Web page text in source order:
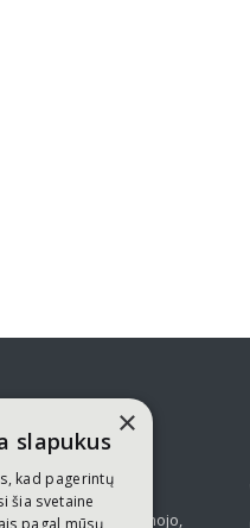
yra kelionių
siūlantis išvykstamojo,
×
slapukus
kad pagerintų
šia svetaine
pagal mūsų